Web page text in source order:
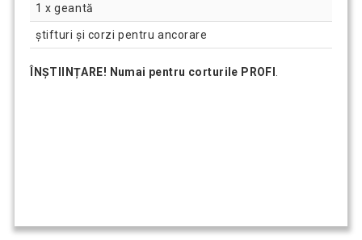
1 x geantă
știfturi și corzi pentru ancorare
ÎNȘTIINȚARE! Numai pentru corturile PROFI